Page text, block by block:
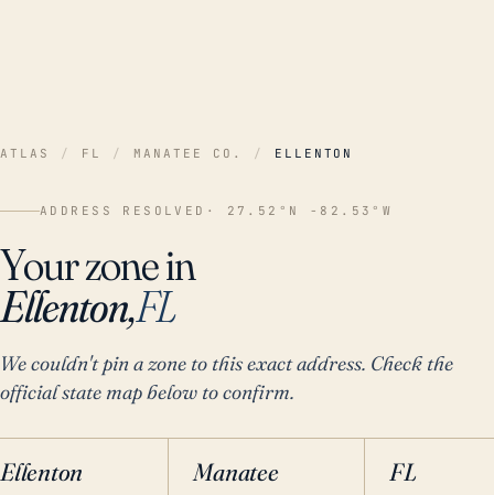
ATLAS / FL / MANATEE CO. / ELLENTON
ADDRESS RESOLVED · 27.52°N -82.53°W
Your zone in
Ellenton,FL
We couldn't pin a zone to this exact address. Check the
official state map below to confirm.
Ellenton Manatee FL